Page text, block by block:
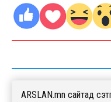
ARSLAN.mn сайтад